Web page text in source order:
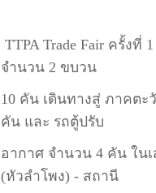
TTPA Trade Fair ครั้งที่
จำนวน 2 ขบวน
10 คัน เดินทางสู่ ภาคต
คัน และ รถตู้ปรับ
อากาศ จำนวน 4 คัน ใน
(หัวลำโพง) - สถานี